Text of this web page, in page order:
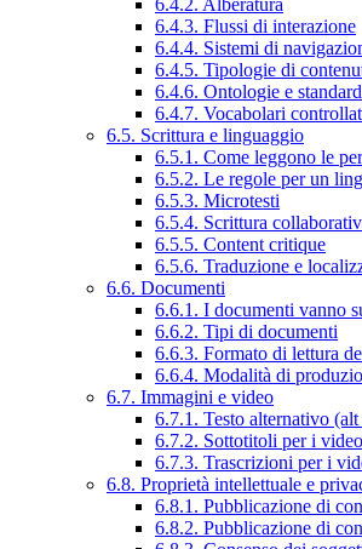
6.4.2. Alberatura
6.4.3. Flussi di interazione
6.4.4. Sistemi di
6.4.5. Tipologie di
6.4.6. Ontologie e standard
6.4.7. Vocabolari
6.5. Scrittura e linguaggio
6.5.1. Come leggono le
6.5.2. Le regole per un
6.5.3. Microtesti
6.5.4. Scrittura
6.5.5. Content critique
6.5.6. Traduzione e
6.6. Documenti
6.6.1. I documenti vanno
6.6.2. Tipi di documenti
6.6.3. Formato di lettura
6.6.4. Modalità di
6.7. Immagini e video
6.7.1. Testo alternativo
6.7.2. Sottotitoli per i video
6.7.3. Trascrizioni per i
6.8. Proprietà intellettuale e
6.8.1. Pubblicazione di
6.8.2. Pubblicazione di